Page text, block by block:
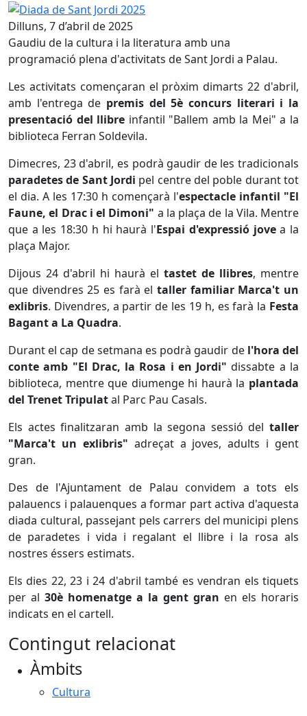
Diada de Sant Jordi 2025
Dilluns, 7 d’abril de 2025
Gaudiu de la cultura i la literatura amb una
programació plena d'activitats de Sant Jordi a Palau.
Les activitats començaran el pròxim dimarts 22 d'abril,
amb l'entrega de premis del 5è concurs literari i la
presentació del llibre infantil "Ballem amb la Mei" a la
biblioteca Ferran Soldevila.
Dimecres, 23 d'abril, es podrà gaudir de les tradicionals
paradetes de Sant Jordi pel centre del poble durant tot
el dia. A les 17:30 h començarà l'espectacle infantil "El
Faune, el Drac i el Dimoni" a la plaça de la Vila. Mentre
que a les 18:30 h hi haurà l'Espai d'expressió jovea la
plaça Major.
Dijous 24 d'abril hi haurà el tastet de llibres, mentre
que divendres 25 es farà el taller familiar Marca't un
exlibris. Divendres, a partir de les 19 h, es farà la Festa
Bagant a La Quadra.
Durant el cap de setmana es podrà gaudir de l'hora del
conte amb "El Drac, la Rosa i en Jordi" dissabte a la
biblioteca, mentre que diumenge hi haurà la plantada
del Trenet Tripulatal Parc Pau Casals.
Els actes finalitzaran amb la segona sessió del taller
"Marca't un exlibris" adreçat a joves, adults i gent
gran.
Des de l'Ajuntament de Palau convidem a tots els
palauencs i palauenques a formar part activa d'aquesta
diada cultural, passejant pels carrers del municipi plens
de paradetes i vida i regalant el llibre i la rosa als
nostres éssers estimats.
Els dies 22, 23 i 24 d'abril també es vendran els tiquets
per al 30è homenatge a la gent gran en els horaris
indicats en el cartell.
Contingut relacionat
Àmbits
Cultura